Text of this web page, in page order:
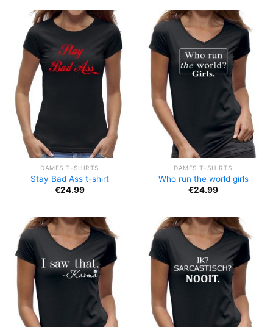
DAMES T-SHIRTS
Stay Bad Ass t-shirt
€24.99
DAMES T-SHIRTS
Who run the world girls
€24.99